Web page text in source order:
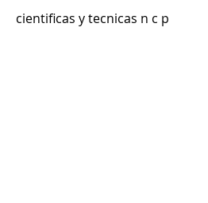
cientificas y tecnicas n c p